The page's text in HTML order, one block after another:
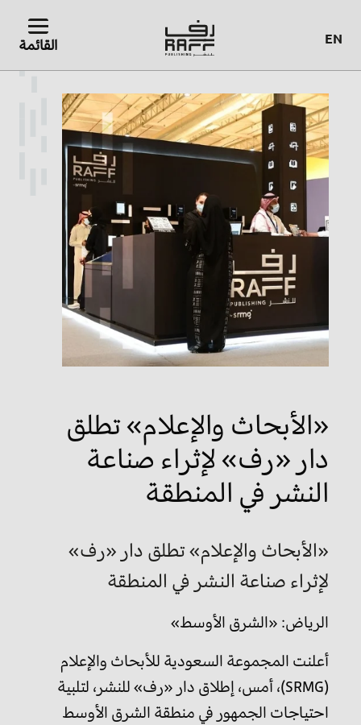
القائمة EN
«الأبحاث والإعلام» تطلق
دار «رف» لإثراء صناعة
النشر في المنطقة
«الأبحاث والإعلام» تطلق دار «رف»
لإثراء صناعة النشر في المنطقة
الرياض: «الشرق الأوسط»
أعلنت المجموعة السعودية للأبحاث والإعلام
(SRMG)، أمس، إطلاق دار «رف» للنشر، لتلبية
احتياجات الجمهور في منطقة الشرق الأوسط